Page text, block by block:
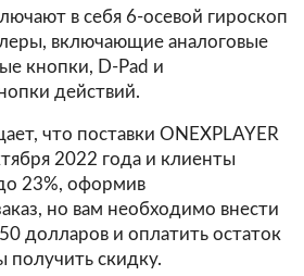
в себя 6-осевой гироскоп
включающие аналоговые
кнопки, D-Pad и
действий.
что поставки ONEXPLAYER
2022 года и клиенты
23%, оформив
но вам необходимо внести
долларов и оплатить остаток
получить скидку.